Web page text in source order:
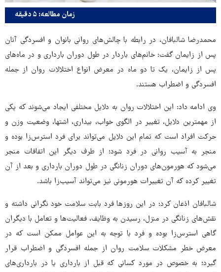
زمان مطالعه: ۵ دقیقه
محمدرضا شالبافان، در رابطه با چالش‌های روانی بانوان و افسردگی آنان
پس از زایمان گفت: خانم‌های باردار در طول دوران بارداری و در ماه‌های
پس از زایمان، یک تا دو ماه در معرض انواع اختلالات روان از جمله
افسردگی و اضطراب هستند.
وی ادامه داد: این اختلالات روان به دلایل مختلفی ایجاد می‌شوند که یکی
از مهمترین دلایل، تغییر در الگوی خواب، بیداری، اشتها، وضعیت وزن و
حرکت افراد است که تمام این دلایل می‌تواند برای فرد استرس‌زا بوده و
منجر به آسیب روانی در فرد شود؛ از طرف دیگر این اتفاقات منجر
می‌شود که هورمون‌های دوران زنانگی در طول دوران بارداری و بعد از آن
تغییر کرده که آن تغییرات هورمونی نیز می‌تواند آسیب‌زا باشد.
شالبافان اذعان کرد: در این روزها فرد بابت سلامت خود نگرانی داشته و
نقش‌های زنانگی در منزل، رسیدن به وظایف، فعالیت‌ها و تعامل با دیگران
گاهی استرس‌زا بوده و فرد با توجه به این عوامل ممکن است که در
معرض خطر مشکلات سلامت روان از جمله افسردگی و اضطراب قرار
گیرد؛ به خصوص در مورد کسانی که قبل از بارداری یا در بارداری‌های